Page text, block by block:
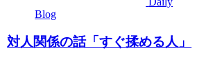
Blog
対人関係の話「すぐ揉める人」